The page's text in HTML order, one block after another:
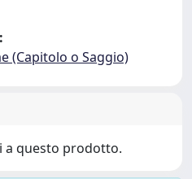
(Capitolo o Saggio)
a questo prodotto.